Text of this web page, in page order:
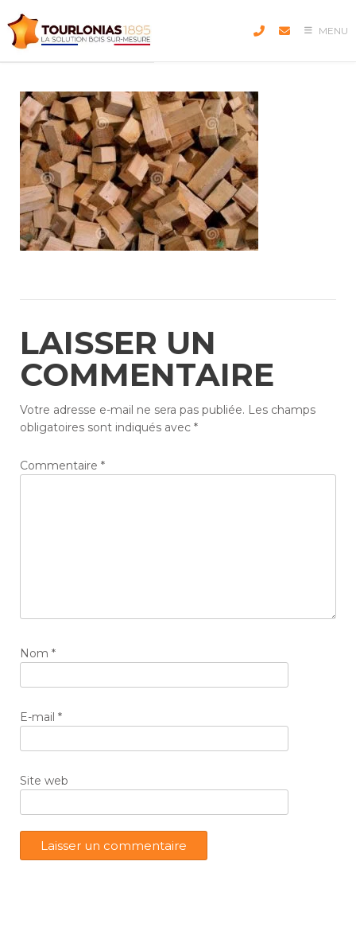
to
content
MENU
LAISSER UN
COMMENTAIRE
Votre adresse e-mail ne sera pas publiée. Les champs
obligatoires sont indiqués avec *
Commentaire *
Nom *
E-mail *
Site web